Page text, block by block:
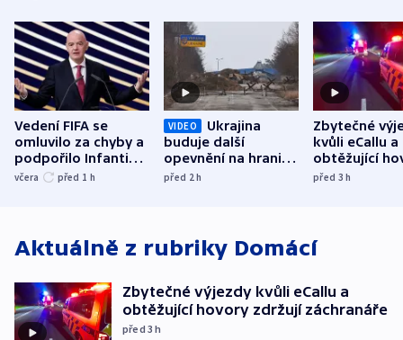
Vedení FIFA se
omluvilo za chyby a
podpořilo Infantina.
UEFA trvá na
včera před 1 h
VIDEO
Ukrajina
buduje další
opevnění na hranici
s Běloruskem
před 2h
Zbytečné
kvůli eCallu a
obtěžující
zdržují
před 3h
Aktuálně z rubriky Domácí
Zbytečné výjezdy kvůli eCallu a
obtěžující hovory zdržují záchranáře
před 3h